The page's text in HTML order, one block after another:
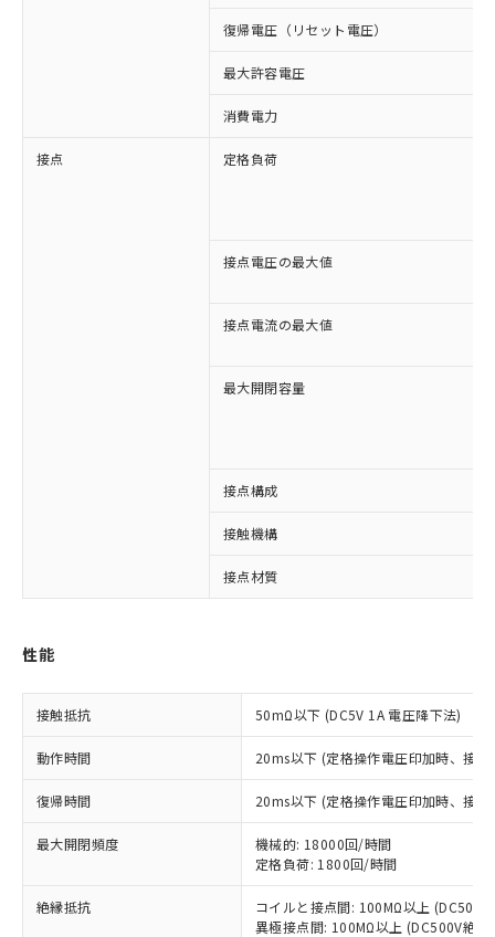
復帰電圧（リセット電圧）
最大許容電圧
消費電力
接点 定格負荷
接点電圧の最大値
接点電流の最大値
最大開閉容量
接点構成
接触機構
接点材質
性能
接触抵抗 50mΩ以下 (DC5V 1A 電圧降下法)
動作時間 20ms以下 (定格操作電圧印加時、接
復帰時間 20ms以下 (定格操作電圧印加時、接
最大開閉頻度
機械的: 18000回/時間
定格負荷: 1800回/時間
絶縁抵抗
コイルと接点間: 100MΩ以上
異極接点間: 100MΩ以上 (DC500V絶縁
以下の条件をお読みいただき、同意のうえ
ご利用ください。
本サービスは、当社制御機器事業取扱
商品の当社在庫状況および標準価格
(税抜)を提供させていただくもので
当社制御機器事業取扱商品の中には、
本サービスの対象外となる商品もある
ことをご了承ください。
在庫状況および標準価格照会結果は、
対応済み：EU RoHS指令（10物質）の
非含有に対応した製品が提供可能な商品で
非含有に非対応の商品で、対応品を出す予
調査・確認中：EU RoHS指令（10物質）の
非含有の対応状況を調査中または確認中の
商品です。
非該当品：ライセンス料など無形物で、有
害物質有無と関係のない商品です。
仕入先様の事情により、非含有部品として
いたものが、含有品と判明した場合などや
むを得ず変更することがあります。
※1 中国RoHS○×表
「○」：最大均質材料含有率が中国RoHSの
基準値以下であることを示します。
「×」：最大均質材料含有率が中国RoHSの
基準値を超えていることを示します。
「－」：未確認です。当社販売部門へお問
当社は、これら貴社製品のうち、外国
為替および外国貿易法に定める商品